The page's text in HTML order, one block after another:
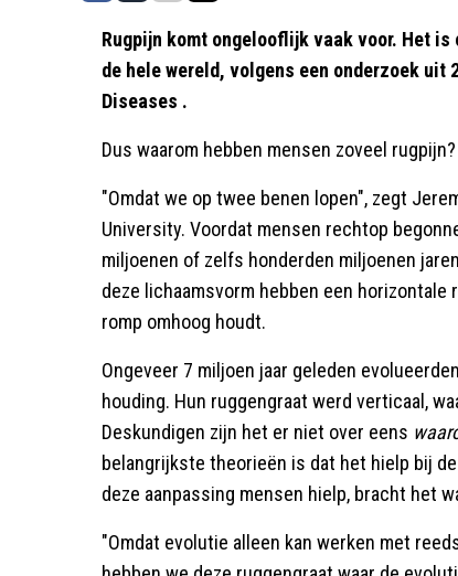
Rugpijn komt ongelooflijk vaak voor. Het
de hele wereld, volgens een onderzoek
Diseases .
Dus waarom hebben mensen zoveel rugpijn?
"Omdat we op twee benen lopen", zegt
University. Voordat mensen rechtop
miljoenen of zelfs honderden miljoenen
deze lichaamsvorm hebben een
romp omhoog houdt.
Ongeveer 7 miljoen jaar geleden
houding. Hun ruggengraat werd verticaal,
Deskundigen zijn het er niet over eens
belangrijkste theorieën is dat het hielp bij
deze aanpassing mensen hielp, bracht het
"Omdat evolutie alleen kan werken met